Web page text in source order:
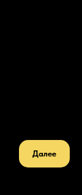
Далее